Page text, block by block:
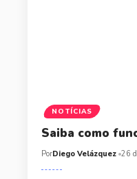
NOTÍCIAS
Saiba como
PorDiego Velázquez 26